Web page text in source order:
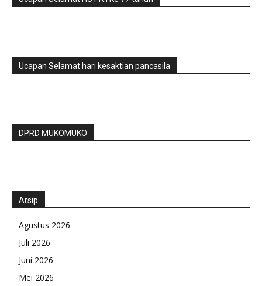
Ucapan Selamat hari kesaktian pancasila
DPRD MUKOMUKO
Arsip
Agustus 2026
Juli 2026
Juni 2026
Mei 2026